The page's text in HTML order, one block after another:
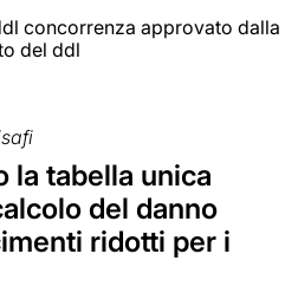
concorrenza approvato dalla
del ddl
la tabella unica
del danno
ridotti per i